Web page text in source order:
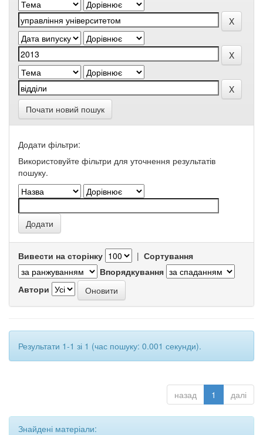
Почати новий пошук
Додати фільтри:
Використовуйте фільтри для уточнення результатів
пошуку.
Вивести на сторінку | Сортування
Впорядкування
Автори
Результати 1-1 зі 1 (час пошуку: 0.001 секунди).
назад 1 далі
Знайдені матеріали: